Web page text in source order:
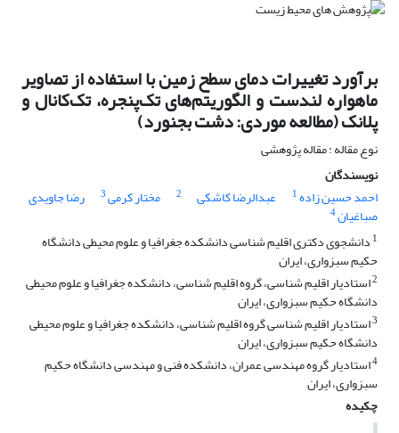
برآورد تغییرات دمای سطح زمین با استفاده از تصاویر
ماهواره لندست و الگوریتم‌‌های تک‌پنجره، تک‌کانال و
پلانک (مطالعه موردی: دشت بجنورد)
نوع مقاله : مقاله پژوهشی
نویسندگان
احمد حسین زاده1 عبدالرضا کاشکی 2 مختار کرمی3 رضا جاویدی
صباغیان4
1 دانشجوی دکتری اقلیم شناسی دانشکده جغرافیا و علوم محیطی دانشگاه
حکیم سبزواری، ایران
2استادیار اقلیم شناسی، گروه اقلیم شناسی، دانشکده جغرافیا و علوم محیطی
دانشگاه حکیم سبزواری، ایران
3استادیار اقلیم شناسی گروه اقلیم شناسی، دانشکده جغرافیا و علوم محیطی
دانشگاه حکیم سبزواری، ایران
4استادیار گروه مهندسی عمران، دانشکده فنی و مهندسی دانشگاه حکیم
سبزواری، ایران
چکیده